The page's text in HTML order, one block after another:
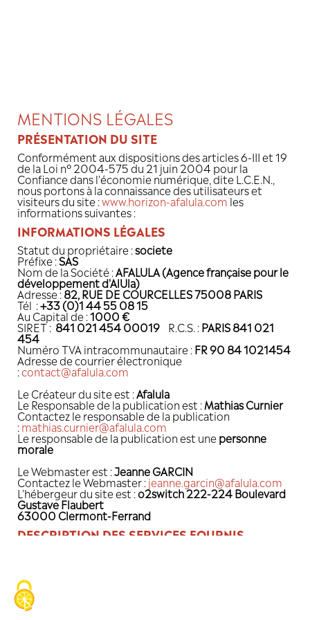
MENTIONS LÉGALES
PRÉSENTATION DU SITE
Conformément aux dispositions des
de la Loi n° 2004-575 du 21 juin 2004
Confiance dans l'économie numérique,
nous portons à la connaissance des
visiteurs du site :www.horizon-
informations suivantes :
INFORMATIONS LÉGALES
Statut du propriétaire :societe
Préfixe :SAS
Nom de la Société :AFALULA (Agence
développement d'AlUla)
Adresse :82, RUE DE COURCELLES
Tél :+33 (0)1 44 55 08 15
Au Capital de :
SIRET :841 021 454 00019
454
Numéro TVA intracommunautaire :FR
Adresse de courrier électronique
:contact@afalula.com
Le Responsable de la publication est :
Contactez le responsable de la
:mathias.curnier@afalula.com